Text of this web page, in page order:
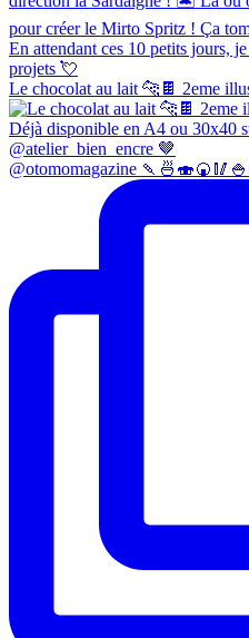
Le chocolat au lait 🐆🍫 2eme
@otomomagazine